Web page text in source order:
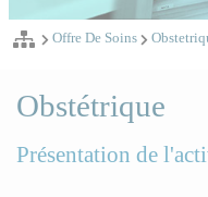
Offre De Soins
Obstétrique
Présentation de